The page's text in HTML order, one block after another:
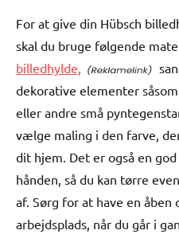
For at give din Hübsch
skal du bruge følgende
billedhylde,
dekorative elementer
eller andre små
vælge maling i den farve,
dit hjem. Det er også en
hånden, så du kan tørre
af. Sørg for at have en
arbejdsplads, når du går i